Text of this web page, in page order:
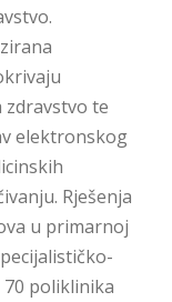
zdravstvo te
elektronskog
Rješenja
u primarnoj
poliklinika